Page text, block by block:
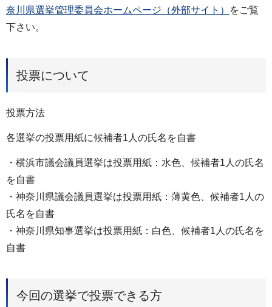
奈川県選挙管理委員会ホームページ（外部サイト）
をご覧
下さい。
投票について
投票方法
各選挙の投票用紙に候補者1人の氏名を自書
・横浜市議会議員選挙は投票用紙：水色、候補者1人の氏名
を自書
・神奈川県議会議員選挙は投票用紙：薄黄色、候補者1人の
氏名を自書
・神奈川県知事選挙は投票用紙：白色、候補者1人の氏名を
自書
今回の選挙で投票できる方